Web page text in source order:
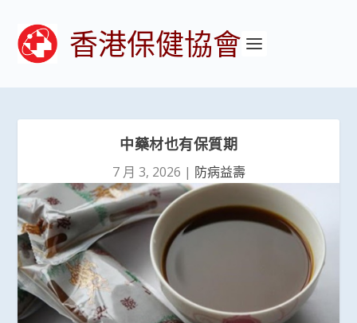
香港保健協會
中藥材也有保質期
7 月 3, 2026 | 防病益壽